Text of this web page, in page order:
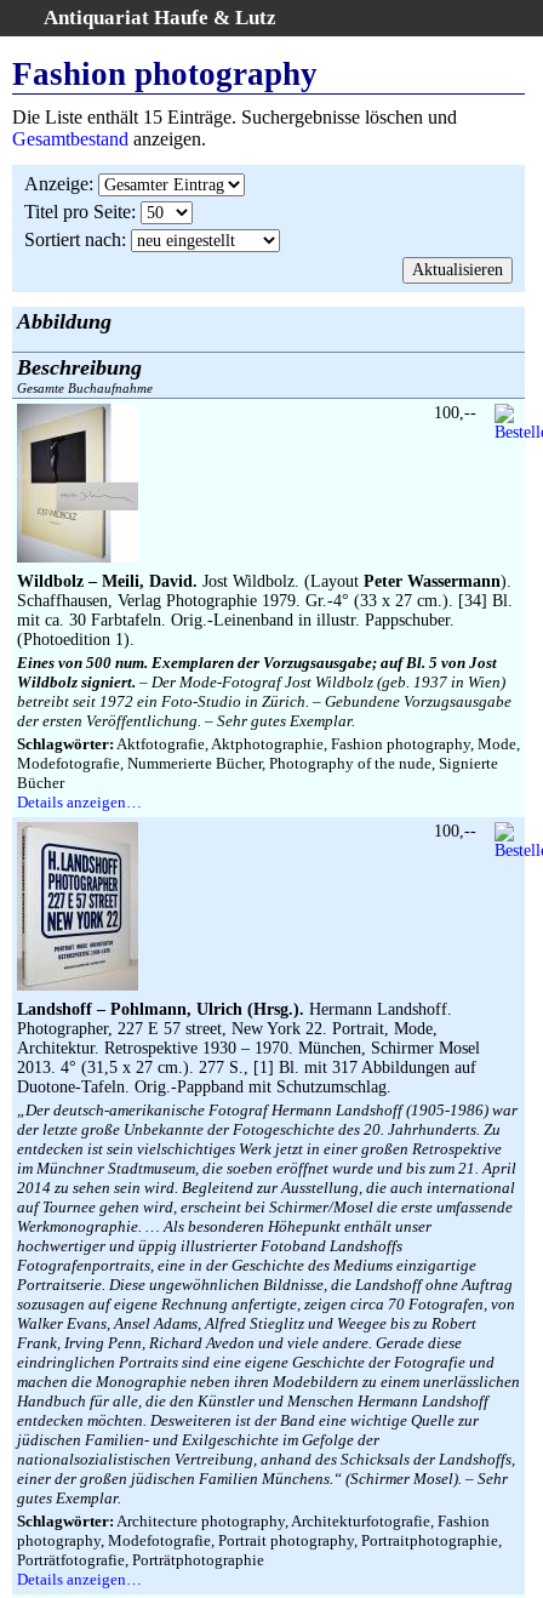
Antiquariat Haufe & Lutz
Home
Gesamtbestand
Kategorien
Schlagwörter
Suchergebnisse
AGB
Widerruf
Über uns
Aktuelle Kataloge
Kontakt
Ankauf
Links
Impressum
Fashion photography
Die Liste enthält 15 Einträge. Suchergebnisse löschen und
Gesamtbestand anzeigen.
Anzeige:
Titel pro Seite:
Sortiert nach:
Abbildung
Beschreibung
Gesamte Buchaufnahme
Wildbolz – Meili, David. Jost Wildbolz. (Layout Peter Wassermann).
Schaffhausen, Verlag Photographie 1979. Gr.-4° (33 x 27 cm.). [34] Bl.
mit ca. 30 Farbtafeln. Orig.-Leinenband in illustr. Pappschuber.
(Photoedition 1).
Eines von 500 num. Exemplaren der Vorzugsausgabe; auf Bl. 5 von Jost
Wildbolz signiert. – Der Mode-Fotograf Jost Wildbolz (geb. 1937 in Wien)
betreibt seit 1972 ein Foto-Studio in Zürich. – Gebundene Vorzugsausgabe
der ersten Veröffentlichung. – Sehr gutes Exemplar.
Schlagwörter: Aktfotografie, Aktphotographie, Fashion photography, Mode,
Modefotografie, Nummerierte Bücher, Photography of the nude, Signierte
Bücher
Details anzeigen…
100,--
Landshoff – Pohlmann, Ulrich (Hrsg.). Hermann Landshoff.
Photographer, 227 E 57 street, New York 22. Portrait, Mode,
Architektur. Retrospektive 1930 – 1970. München, Schirmer Mosel
2013. 4° (31,5 x 27 cm.). 277 S., [1] Bl. mit 317 Abbildungen auf
Duotone-Tafeln. Orig.-Pappband mit Schutzumschlag.
„Der deutsch-amerikanische Fotograf Hermann Landshoff (1905-1986) war
der letzte große Unbekannte der Fotogeschichte des 20. Jahrhunderts. Zu
entdecken ist sein vielschichtiges Werk jetzt in einer großen Retrospektive
im Münchner Stadtmuseum, die soeben eröffnet wurde und bis zum 21. April
2014 zu sehen sein wird. Begleitend zur Ausstellung, die auch international
auf Tournee gehen wird, erscheint bei Schirmer/Mosel die erste umfassende
Werkmonographie. … Als besonderen Höhepunkt enthält unser
hochwertiger und üppig illustrierter Fotoband Landshoffs
Fotografenportraits, eine in der Geschichte des Mediums einzigartige
Portraitserie. Diese ungewöhnlichen Bildnisse, die Landshoff ohne Auftrag
sozusagen auf eigene Rechnung anfertigte, zeigen circa 70 Fotografen, von
Walker Evans, Ansel Adams, Alfred Stieglitz und Weegee bis zu Robert
Frank, Irving Penn, Richard Avedon und viele andere. Gerade diese
eindringlichen Portraits sind eine eigene Geschichte der Fotografie und
machen die Monographie neben ihren Modebildern zu einem unerlässlichen
Handbuch für alle, die den Künstler und Menschen Hermann Landshoff
entdecken möchten. Desweiteren ist der Band eine wichtige Quelle zur
jüdischen Familien- und Exilgeschichte im Gefolge der
nationalsozialistischen Vertreibung, anhand des Schicksals der Landshoffs,
einer der großen jüdischen Familien Münchens.“ (Schirmer Mosel). – Sehr
gutes Exemplar.
Schlagwörter: Architecture photography, Architekturfotografie, Fashion
photography, Modefotografie, Portrait photography, Portraitphotographie,
Porträtfotografie, Porträtphotographie
Details anzeigen…
100,--